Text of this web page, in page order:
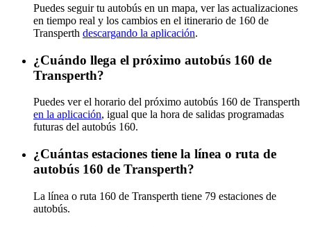
Puedes seguir tu autobús en un mapa, ver las actualizaciones
en tiempo real y los cambios en el itinerario de 160 de
Transperth descargando la aplicación.
¿Cuándo llega el próximo autobús 160 de
Transperth?
Puedes ver el horario del próximo autobús 160 de Transperth
en la aplicación, igual que la hora de salidas programadas
futuras del autobús 160.
¿Cuántas estaciones tiene la línea o ruta de
autobús 160 de Transperth?
La línea o ruta 160 de Transperth tiene 79 estaciones de
autobús.